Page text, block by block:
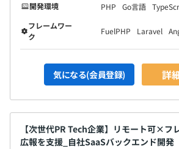
開発環境
PHP Go言語
フレームワー
ク
FuelPHP Laravel
気になる(会員登録) 詳
【次世代PR Tech企業】リモート可×フ
広報を支援_自社SaaSバックエンド開発